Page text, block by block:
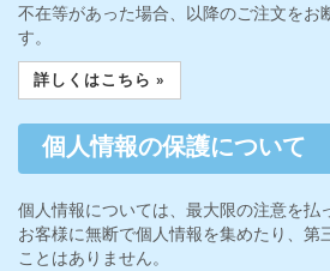
不在等があった場合、以降のご注文をお
す。
詳しくはこちら »
個人情報の保護について
個人情報については、最大限の注意を払
お客様に無断で個人情報を集めたり、第
ことはありません。